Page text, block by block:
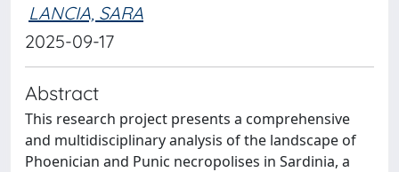
LANCIA, SARA
2025-09-17
Abstract
This research project presents a comprehensive
and multidisciplinary analysis of the landscape of
Phoenician and Punic necropolises in Sardinia, a